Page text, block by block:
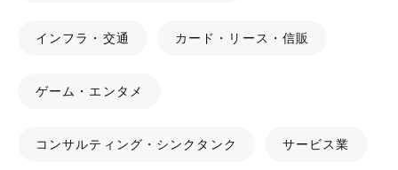
インフラ・交通 カード・リース・信販
ゲーム・エンタメ
コンサルティング・シンクタンク サービス業